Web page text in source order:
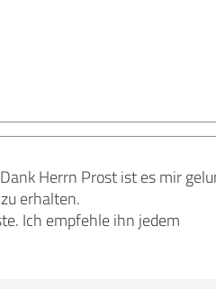
Herrn Prost ist es mir
erhalten.
Ich empfehle ihn jedem